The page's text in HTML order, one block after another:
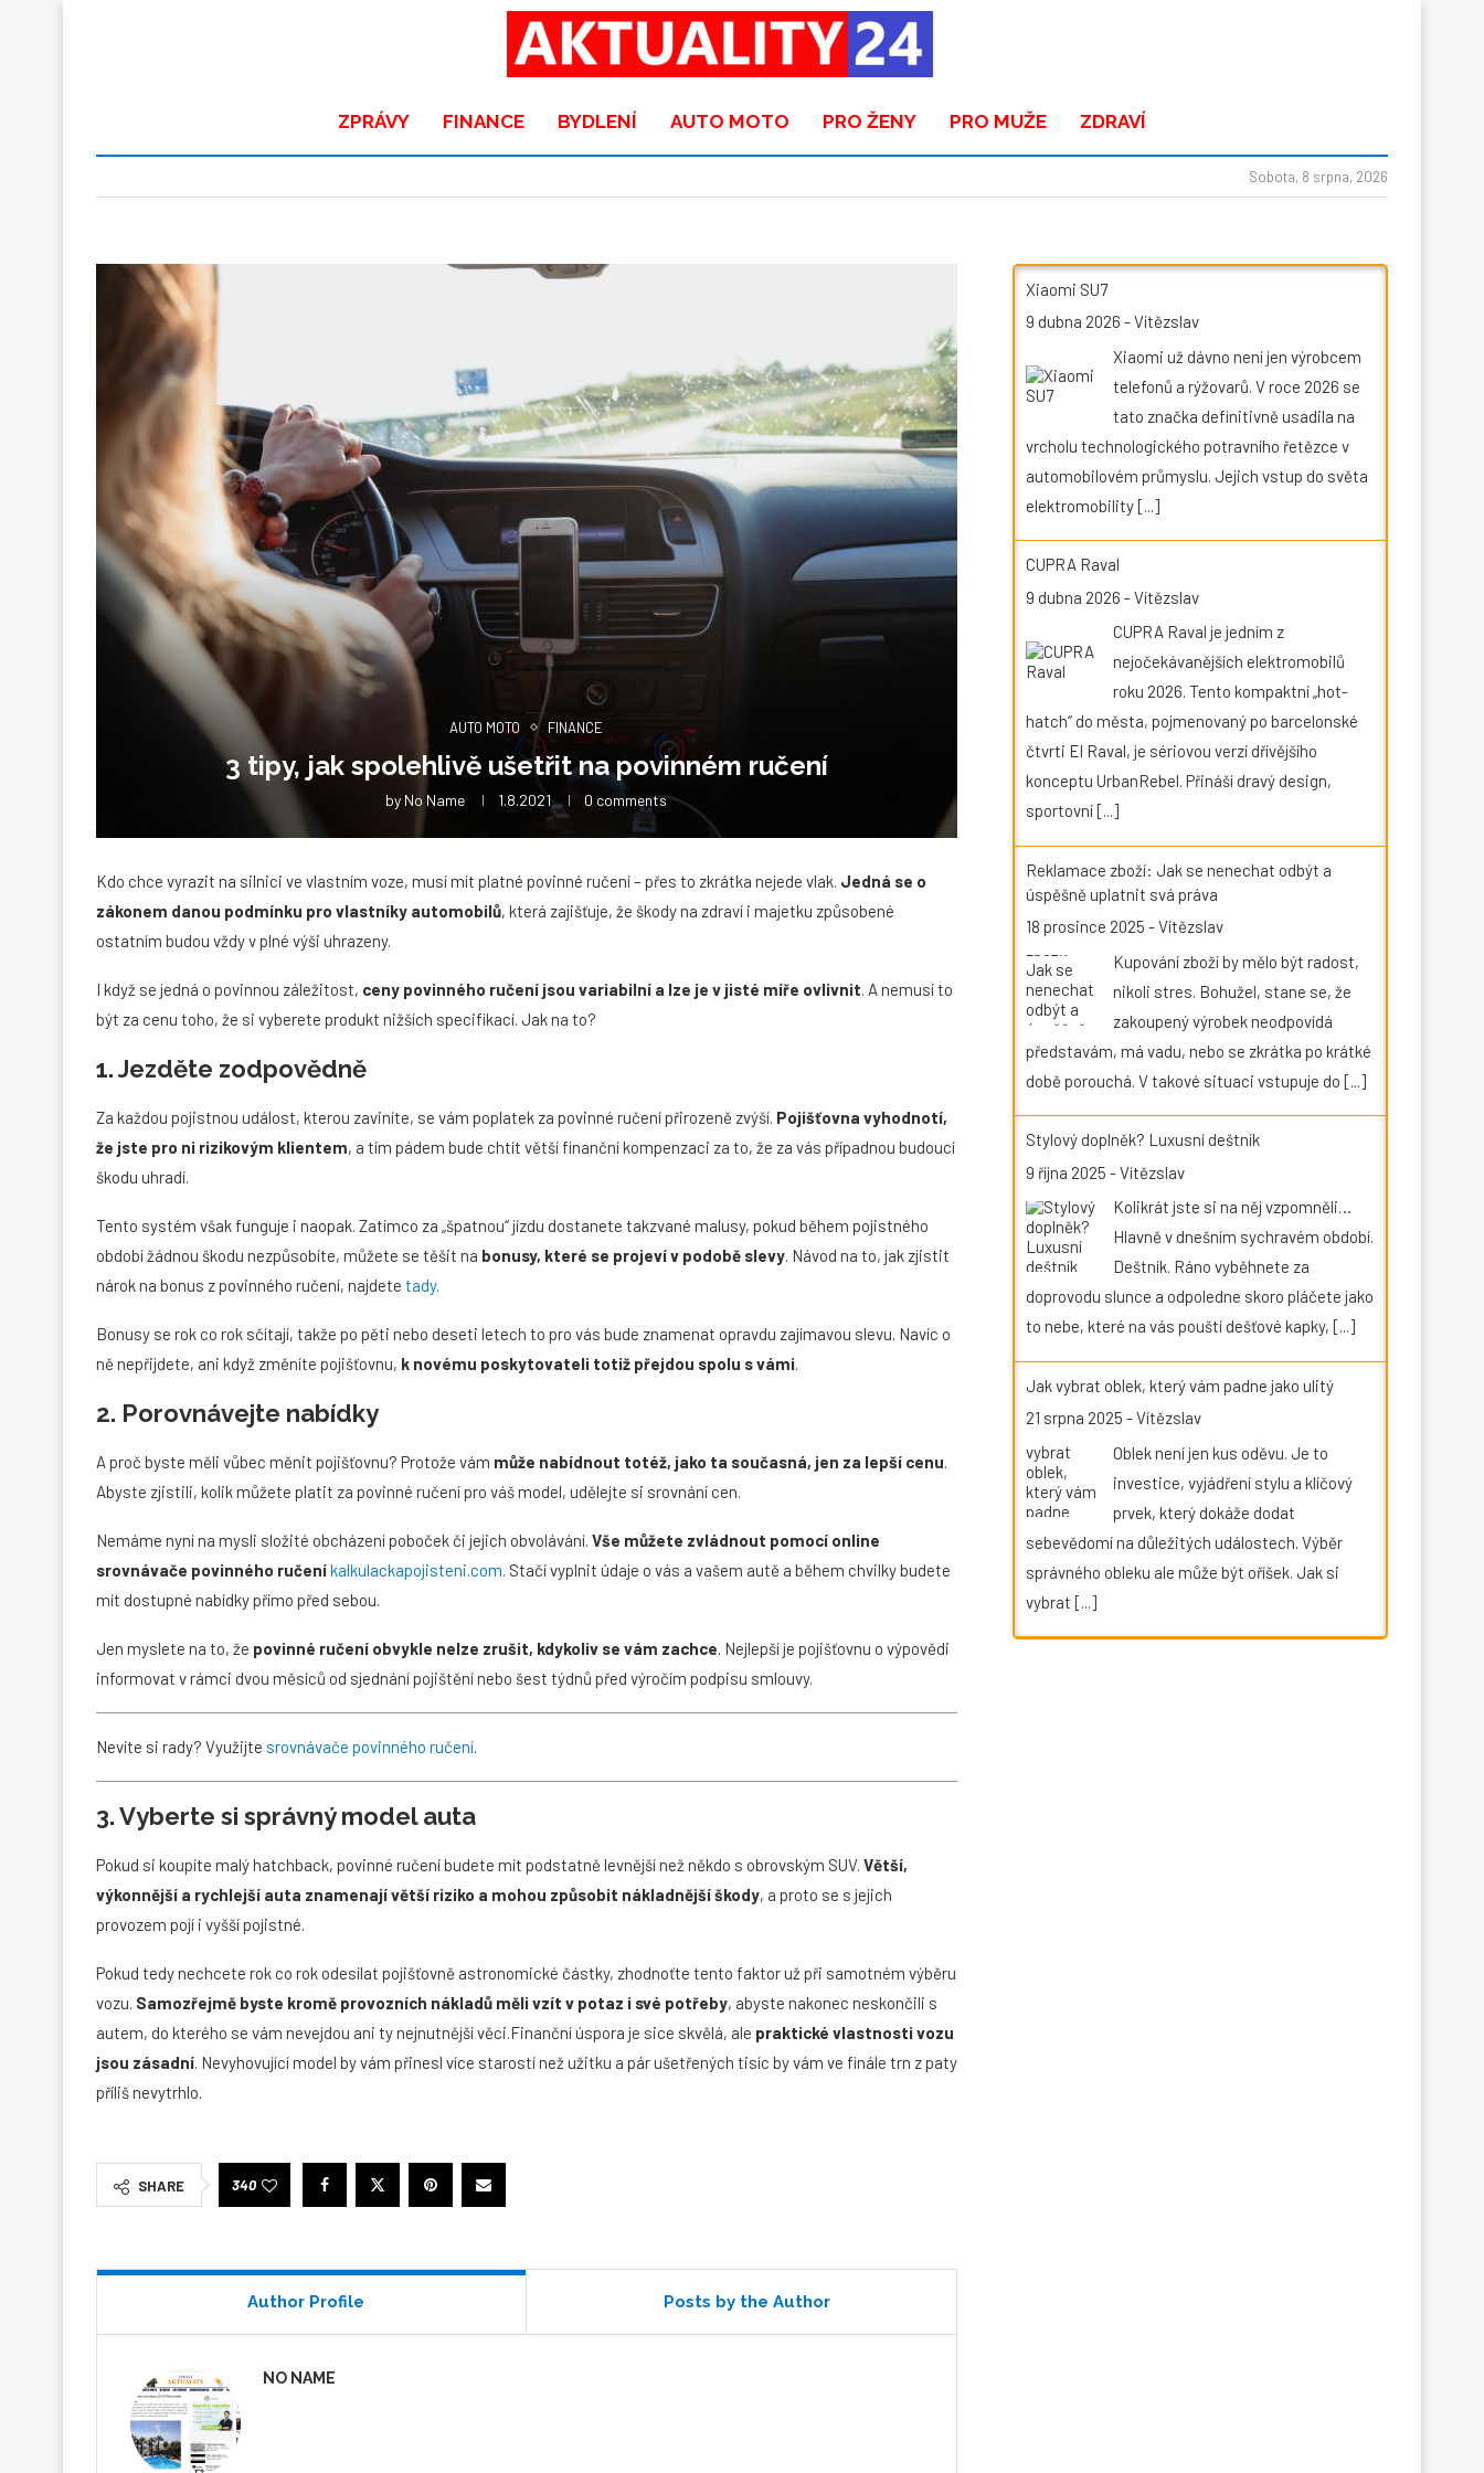
ZPRÁVY FINANCE BYDLENÍ AUTO MOTO PRO ŽENY PRO MUŽE ZDRAVÍ
Sobota, 8 srpna, 2026
AUTO MOTO FINANCE
3 tipy, jak spolehlivě ušetřit na povinném ručení
by No Name 1.8.2021 0 comments
Kdo chce vyrazit na silnici ve vlastním voze, musí mít platné povinné ručení – přes to zkrátka nejede vlak. Jedná se o
zákonem danou podmínku pro vlastníky automobilů, která zajišťuje, že škody na zdraví i majetku způsobené
ostatním budou vždy v plné výši uhrazeny.
I když se jedná o povinnou záležitost, ceny povinného ručení jsou variabilní a lze je v jisté míře ovlivnit. A nemusí to
být za cenu toho, že si vyberete produkt nižších specifikací. Jak na to?
1. Jezděte zodpovědně
Za každou pojistnou událost, kterou zaviníte, se vám poplatek za povinné ručení přirozeně zvýší. Pojišťovna vyhodnotí,
že jste pro ni rizikovým klientem, a tím pádem bude chtít větší finanční kompenzaci za to, že za vás případnou budoucí
škodu uhradí.
Tento systém však funguje i naopak. Zatímco za „špatnou“ jízdu dostanete takzvané malusy, pokud během pojistného
období žádnou škodu nezpůsobíte, můžete se těšit na bonusy, které se projeví v podobě slevy. Návod na to, jak zjistit
nárok na bonus z povinného ručení, najdete tady.
Bonusy se rok co rok sčítají, takže po pěti nebo deseti letech to pro vás bude znamenat opravdu zajímavou slevu. Navíc o
ně nepřijdete, ani když změníte pojišťovnu, k novému poskytovateli totiž přejdou spolu s vámi.
2. Porovnávejte nabídky
A proč byste měli vůbec měnit pojišťovnu? Protože vám může nabídnout totéž, jako ta současná, jen za lepší cenu.
Abyste zjistili, kolik můžete platit za povinné ručení pro váš model, udělejte si srovnání cen.
Nemáme nyní na mysli složité obcházení poboček či jejich obvolávání. Vše můžete zvládnout pomocí online
srovnávače povinného ručeníkalkulackapojisteni.com. Stačí vyplnit údaje o vás a vašem autě a během chvilky budete
mít dostupné nabídky přímo před sebou.
Jen myslete na to, že povinné ručení obvykle nelze zrušit, kdykoliv se vám zachce. Nejlepší je pojišťovnu o výpovědi
informovat v rámci dvou měsíců od sjednání pojištění nebo šest týdnů před výročím podpisu smlouvy.
Nevíte si rady? Využijte srovnávače povinného ručení.
3. Vyberte si správný model auta
Pokud si koupíte malý hatchback, povinné ručení budete mít podstatně levnější než někdo s obrovským SUV. Větší,
výkonnější a rychlejší auta znamenají větší riziko a mohou způsobit nákladnější škody, a proto se s jejich
provozem pojí i vyšší pojistné.
Pokud tedy nechcete rok co rok odesílat pojišťovně astronomické částky, zhodnoťte tento faktor už při samotném výběru
vozu. Samozřejmě byste kromě provozních nákladů měli vzít v potaz i své potřeby, abyste nakonec neskončili s
autem, do kterého se vám nevejdou ani ty nejnutnější věci.Finanční úspora je sice skvělá, ale praktické vlastnosti vozu
jsou zásadní. Nevyhovující model by vám přinesl více starostí než užitku a pár ušetřených tisíc by vám ve finále trn z paty
příliš nevytrhlo.
SHARE 340
Author Profile Posts by the Author
NO NAME
Xiaomi SU7
9 dubna 2026 -Vítězslav
Xiaomi už dávno není jen výrobcem
telefonů a rýžovarů. V roce 2026 se
tato značka definitivně usadila na
vrcholu technologického potravního řetězce v
automobilovém průmyslu. Jejich vstup do světa
elektromobility[...]
CUPRA Raval
9 dubna 2026 -Vítězslav
CUPRA Raval je jedním z
nejočekávanějších elektromobilů
roku 2026. Tento kompaktní „hot-
hatch“ do města, pojmenovaný po barcelonské
čtvrti El Raval, je sériovou verzí dřívějšího
konceptu UrbanRebel. Přináší dravý design,
sportovní [...]
Reklamace zboží: Jak se nenechat odbýt a
úspěšně uplatnit svá práva
18 prosince 2025 -Vítězslav
Kupování zboží by mělo být radost,
nikoli stres. Bohužel, stane se, že
zakoupený výrobek neodpovídá
představám, má vadu, nebo se zkrátka po krátké
době porouchá. V takové situaci vstupuje do [...]
Stylový doplněk? Luxusní deštník
9 října 2025 -Vítězslav
Kolikrát jste si na něj vzpomněli…
Hlavně v dnešním sychravém období.
Deštník. Ráno vyběhnete za
doprovodu slunce a odpoledne skoro pláčete jako
to nebe, které na vás pouští dešťové kapky, [...]
Jak vybrat oblek, který vám padne jako ulitý
21 srpna 2025 -Vítězslav
Oblek není jen kus oděvu. Je to
investice, vyjádření stylu a klíčový
prvek, který dokáže dodat
sebevědomí na důležitých událostech. Výběr
správného obleku ale může být oříšek. Jak si
vybrat [...]